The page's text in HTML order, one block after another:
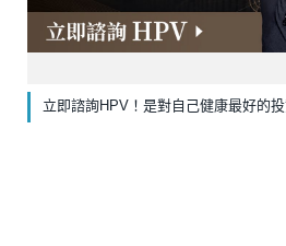
立即諮詢HPV！是對自己健康最好的